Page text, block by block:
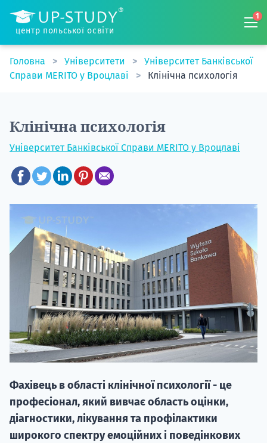
центр польської освіти
1
Головна Університети
Університет Банківської
Справи MERITO у Вроцлаві
Клінічна психологія
Клінічна психологія
Університет Банківської Справи MERITO у Вроцлаві
Фахівець в області клінічної психології - це
професіонал, який вивчає область оцінки,
діагностики, лікування та профілактики
широкого спектру емоційних і поведінкових
вступ на